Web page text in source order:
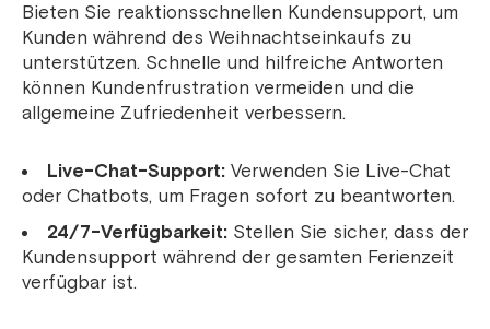
Bieten Sie reaktionsschnellen Kundensupport, um
Kunden während des Weihnachtseinkaufs zu
unterstützen. Schnelle und hilfreiche Antworten
können Kundenfrustration vermeiden und die
allgemeine Zufriedenheit verbessern.
Live-Chat-Support: Verwenden Sie Live-Chat
oder Chatbots, um Fragen sofort zu beantworten.
24/7-Verfügbarkeit: Stellen Sie sicher, dass der
Kundensupport während der gesamten Ferienzeit
verfügbar ist.